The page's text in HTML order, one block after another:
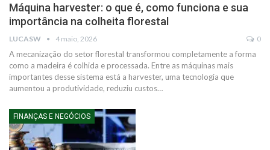
Máquina harvester: o que é, como funciona e sua
importância na colheita florestal
LUCASW 4 maio, 2026 0
A mecanização do setor florestal transformou completamente a forma
como a madeira é colhida e processada. Entre as máquinas mais
importantes desse sistema está a harvester, uma tecnologia que
aumentou a produtividade, reduziu custos…
FINANÇAS E NEGÓCIOS